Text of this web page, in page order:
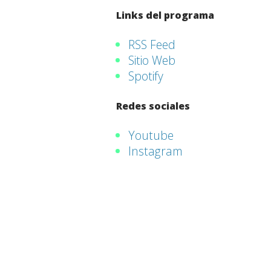
Links del programa
RSS Feed
Sitio Web
Spotify
Redes sociales
Youtube
Instagram